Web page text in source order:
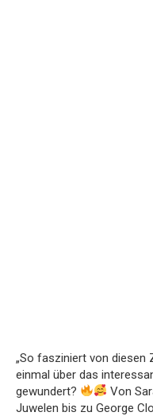
„So fasziniert von diesen
einmal über das
gewundert?
Von
Juwelen bis zu George